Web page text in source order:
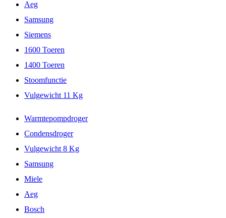
Aeg
Samsung
Siemens
1600 Toeren
1400 Toeren
Stoomfunctie
Vulgewicht 11 Kg
Warmtepompdroger
Condensdroger
Vulgewicht 8 Kg
Samsung
Miele
Aeg
Bosch